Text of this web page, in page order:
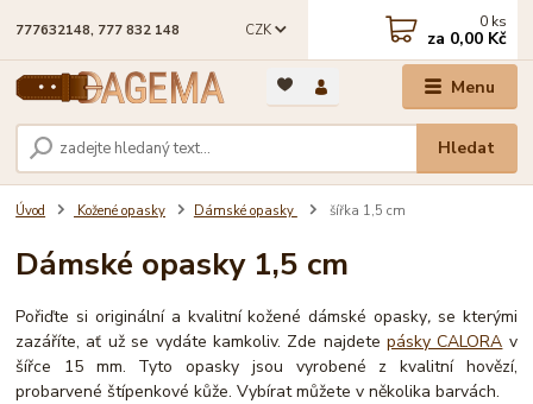
Menu
CZK
Hledat
777632148, 777 832 148 0 ks
za 0,00 Kč
Úvod Kožené opasky Dámské opasky šířka 1,5 cm
Dámské opasky 1,5 cm
Pořiďte si originální a kvalitní kožené dámské opasky, se kterými
zazáříte, ať už se vydáte kamkoliv. Zde najdetepásky CALORA v
šířce 15 mm. Tyto opasky jsou vyrobené z kvalitní hovězí,
probarvené štípenkové kůže. Vybírat můžete v několika barvách.